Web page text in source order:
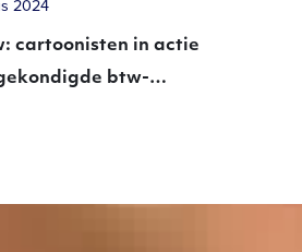
2024
cartoonisten in actie
btw-